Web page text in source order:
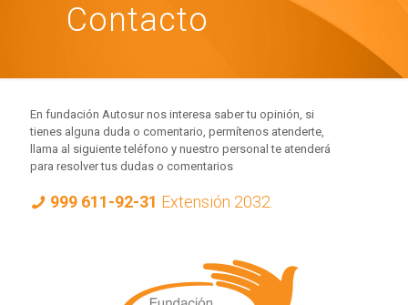
Contacto
En fundación Autosur nos interesa saber tu opinión, si
tienes alguna duda o comentario, permítenos atenderte,
llama al siguiente teléfono y nuestro personal te atenderá
para resolver tus dudas o comentarios
999 611-92-31 Extensión 2032.